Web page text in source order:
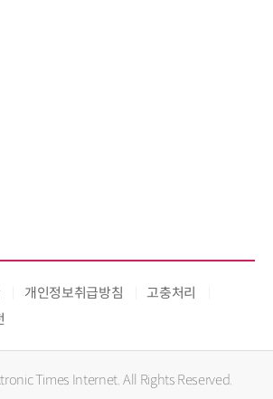
개인정보취급방침
고충처리
Times Internet. All Rights Reserved.